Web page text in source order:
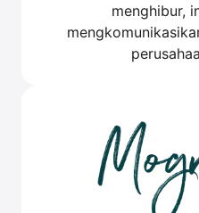
menghibur,